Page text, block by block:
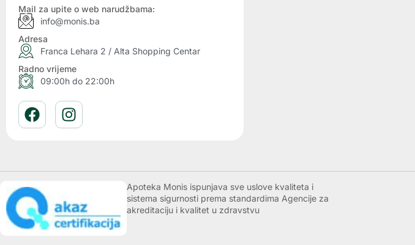
Mail za upite o web narudžbama:
info@monis.ba
Adresa
Franca Lehara 2 / Alta Shopping Centar
Radno vrijeme
09:00h do 22:00h
Apoteka Monis ispunjava sve uslove kvaliteta i
sistema sigurnosti prema standardima Agencije za
akreditaciju i kvalitet u zdravstvu